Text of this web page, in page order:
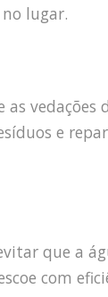
lugar.
as
e
que a
com